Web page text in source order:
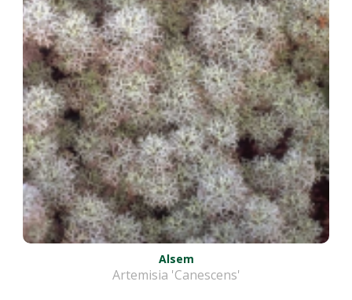
Alsem
Artemisia 'Canescens'